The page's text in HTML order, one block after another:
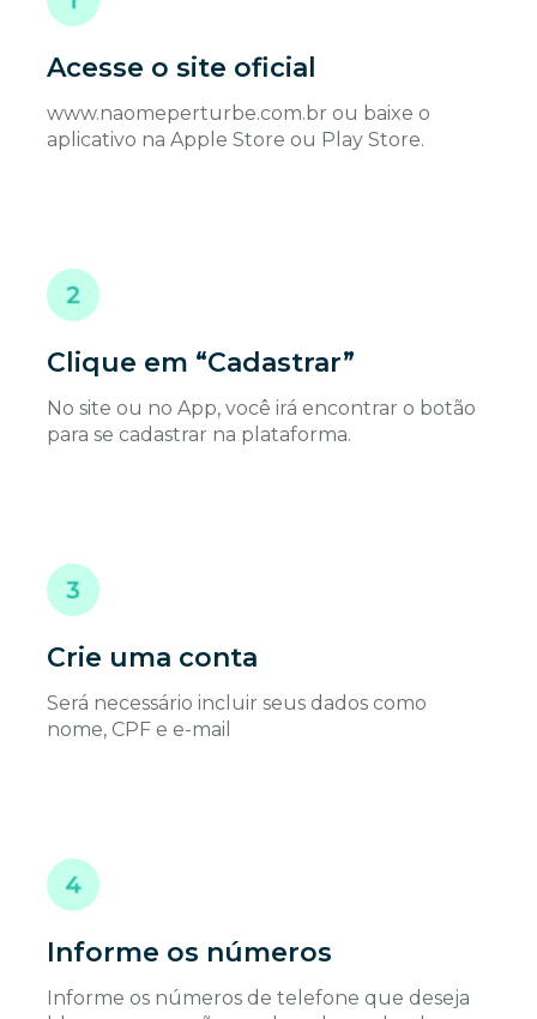
Acesse o site oficial
www.naomeperturbe.com.br ou baixe o
aplicativo na Apple Store ou Play Store.
Clique em “Cadastrar”
No site ou no App, você irá encontrar o botão
para se cadastrar na plataforma.
Crie uma conta
Será necessário incluir seus dados como
nome, CPF e e-mail
Informe os números
Informe os números de telefone que deseja